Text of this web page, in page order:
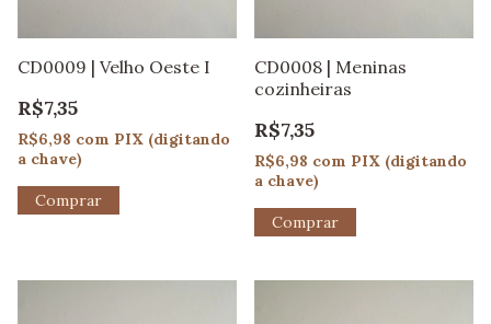
CD0009 | Velho Oeste I
R$7,35
R$6,98 com PIX (digitando
a chave)
CD0008 | Meninas
cozinheiras
R$7,35
R$6,98 com PIX (digitando
a chave)